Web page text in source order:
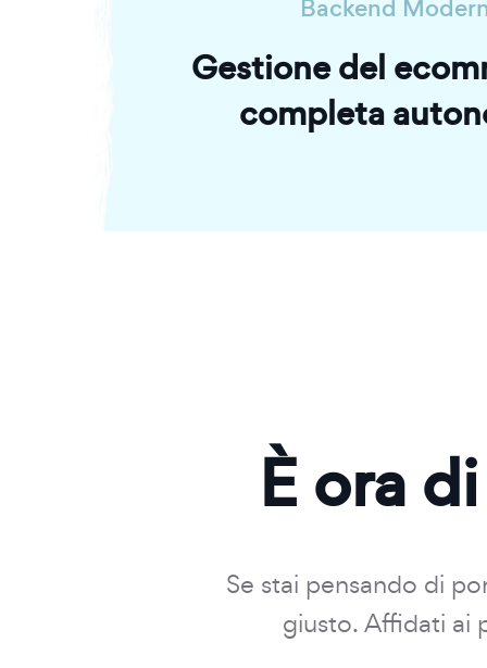
Backend
Gestione del
completa
È ora
Se stai pensando di
giusto. Affidati ai